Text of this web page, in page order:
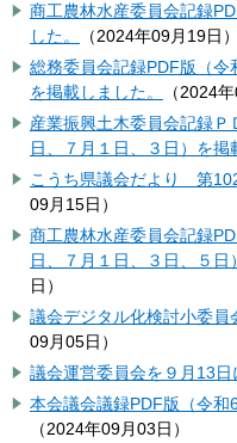
商工農林水産委員会記録
した。
（2024年09月19日 ）
総務委員会記録PDF版（令
を掲載しました。
（2024
産業振興土木委員会記録
日、７月１日、３日）を掲
こうち県議会だより 第
09月15日 ）
商工農林水産委員会記録
日、７月１日、３日、５日
日 ）
議会デジタル化検討小委員
09月05日 ）
議会運営委員会を９月13日
本会議会議録PDF版（令和
（2024年09月03日 ）